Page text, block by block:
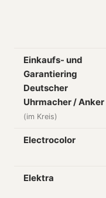
Einkaufs- und
Garantiering
Deutscher
Uhrmacher / Anker
(im Kreis)
Electrocolor
Elektra